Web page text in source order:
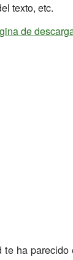
texto, etc.
de
ha parecido